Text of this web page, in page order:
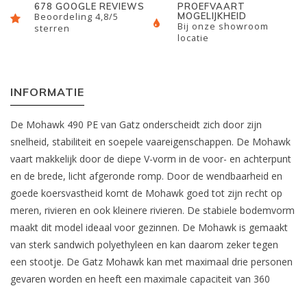
678 GOOGLE REVIEWS
Beoordeling 4,8/5
sterren
PROEFVAART
MOGELIJKHEID
Bij onze showroom
locatie
INFORMATIE
De Mohawk 490 PE van Gatz onderscheidt zich door zijn
snelheid, stabiliteit en soepele vaareigenschappen. De Mohawk
vaart makkelijk door de diepe V-vorm in de voor- en achterpunt
en de brede, licht afgeronde romp. Door de wendbaarheid en
goede koersvastheid komt de Mohawk goed tot zijn recht op
meren, rivieren en ook kleinere rivieren. De stabiele bodemvorm
maakt dit model ideaal voor gezinnen. De Mohawk is gemaakt
van sterk sandwich polyethyleen en kan daarom zeker tegen
een stootje. De Gatz Mohawk kan met maximaal drie personen
gevaren worden en heeft een maximale capaciteit van 360